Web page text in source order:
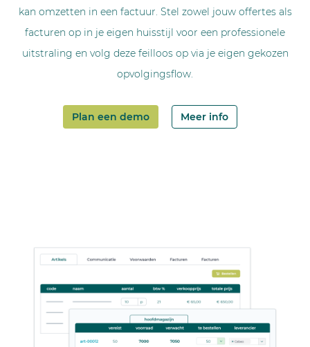
kan omzetten in een factuur. Stel zowel jouw offertes als
facturen op in je eigen huisstijl voor een professionele
uitstraling en volg deze feilloos op via je eigen gekozen
opvolgingsflow.
Plan een demo Meer info